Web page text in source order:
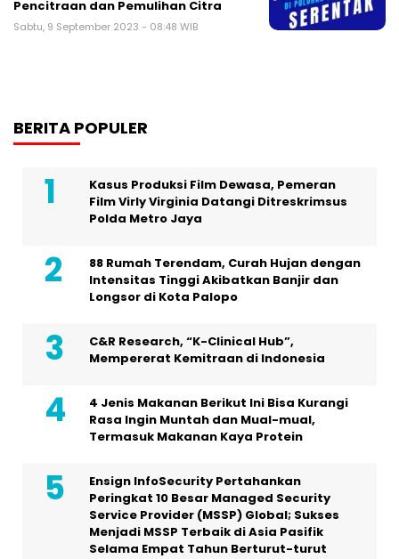
Pencitraan dan Pemulihan Citra
Sabtu, 9 September 2023 - 08:48 WIB
BERITA POPULER
Kasus Produksi Film Dewasa, Pemeran
Film Virly Virginia Datangi Ditreskrimsus
Polda Metro Jaya
88 Rumah Terendam, Curah Hujan dengan
Intensitas Tinggi Akibatkan Banjir dan
Longsor di Kota Palopo
C&R Research, “K-Clinical Hub”,
Mempererat Kemitraan di Indonesia
4 Jenis Makanan Berikut Ini Bisa Kurangi
Rasa Ingin Muntah dan Mual-mual,
Termasuk Makanan Kaya Protein
Ensign InfoSecurity Pertahankan
Peringkat 10 Besar Managed Security
Service Provider (MSSP) Global; Sukses
Menjadi MSSP Terbaik di Asia Pasifik
Selama Empat Tahun Berturut-turut